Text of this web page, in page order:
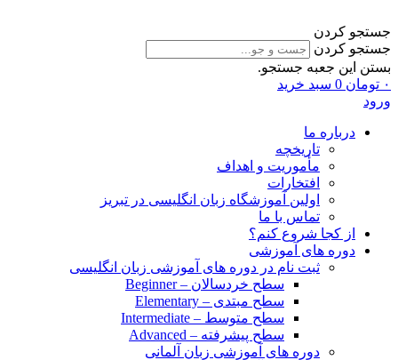
جستجو کردن
جستجو کردن
بستن این جعبه جستجو.
۰ تومان 0 سبد خرید
ورود
درباره ما
تاریخچه
مأموریت و اهداف
افتخارات
اولین آموزشگاه زبان انگلیسی در تبریز
تماس با ما
از کجا شروع کنم؟
دوره های آموزشی
ثبت نام در دوره های آموزشی زبان انگلیسی
سطح خردسالان – Beginner
سطح مبتدی – Elementary
سطح متوسط – Intermediate
سطح پیشرفته – Advanced
دوره های آموزشی زبان آلمانی